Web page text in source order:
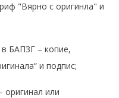
"Вярно с оригинла" и
БАПЗГ – копие,
и подпис;
оригинал или